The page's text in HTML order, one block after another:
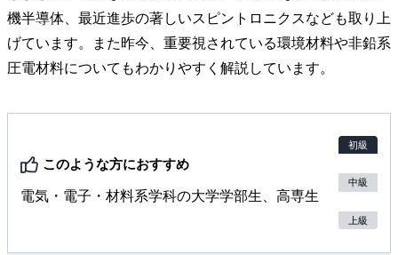
機半導体、最近進歩の著しいスピントロニクスなども取り上
げています。また昨今、重要視されている環境材料や非鉛系
圧電材料についてもわかりやすく解説しています。
このような方におすすめ
電気・電子・材料系学科の大学学部生、高専生
初級
中級
上級